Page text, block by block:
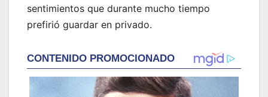
sentimientos que durante mucho tiempo
prefirió guardar en privado.